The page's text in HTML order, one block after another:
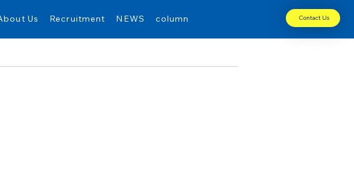
Us Recruitment NEWS column Contact Us